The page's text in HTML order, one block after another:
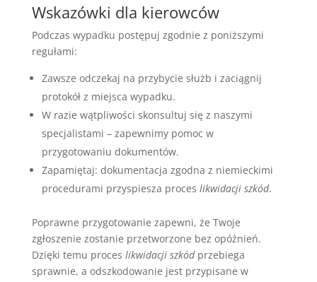
Wskazówki dla kierowców
Podczas wypadku postępuj zgodnie z poniższymi
regułami:
Zawsze odczekaj na przybycie służb i zaciągnij
protokół z miejsca wypadku.
W razie wątpliwości skonsultuj się z naszymi
specjalistami – zapewnimy pomoc w
przygotowaniu dokumentów.
Zapamiętaj: dokumentacja zgodna z niemieckimi
procedurami przyspiesza proces likwidacji szkód.
Poprawne przygotowanie zapewni, że Twoje
zgłoszenie zostanie przetworzone bez opóźnień.
Dzięki temu proces likwidacji szkódprzebiega
sprawnie, a odszkodowanie jest przypisane w